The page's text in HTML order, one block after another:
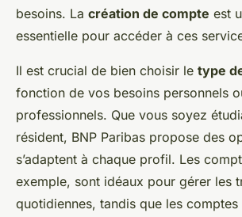
besoins. La création de compte est
essentielle pour accéder à ces
Il est crucial de bien choisir le type
fonction de vos besoins personnels
professionnels. Que vous soyez
résident, BNP Paribas propose des
s’adaptent à chaque profil. Les
exemple, sont idéaux pour gérer les
quotidiennes, tandis que les